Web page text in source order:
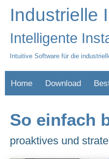
Industrielle
Intelligente
Intuitive Software für die
Home Download
So einfach
proaktives und